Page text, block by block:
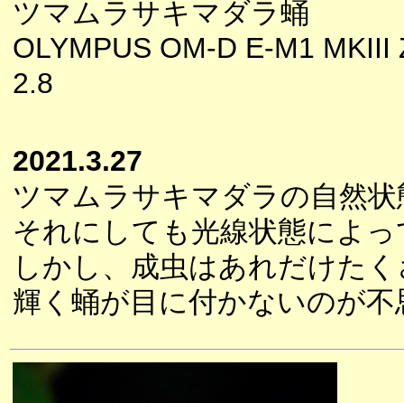
ツマムラサキマダラ蛹
OLYMPUS OM-D E-M1 MKIII
2.8
2021.3.27
ツマムラサキマダラの自然
それにしても光線状態によ
しかし、成虫はあれだけた
輝く蛹が目に付かないのが不